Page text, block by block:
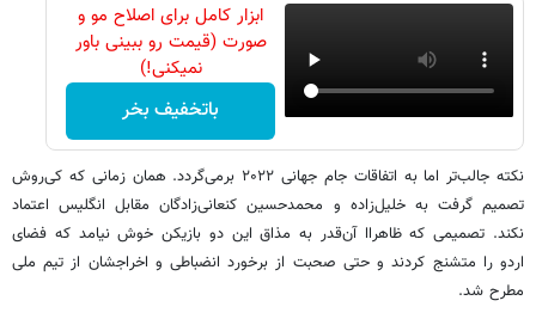
ابزار کامل برای اصلاح مو و
صورت (قیمت رو ببینی باور
نمیکنی!)
باتخفیف بخر
نکته جالب‌تر اما به اتفاقات جام جهانی ۲۰۲۲ برمی‌گردد. همان زمانی که کی‌روش
تصمیم گرفت به خلیل‌زاده و محمدحسین کنعانی‌زادگان مقابل انگلیس اعتماد
نکند. تصمیمی که ظاهراا آن‌قدر به مذاق این دو بازیکن خوش نیامد که فضای
اردو را متشنج کردند و حتی صحبت از برخورد انضباطی و اخراجشان از تیم ملی
مطرح شد.